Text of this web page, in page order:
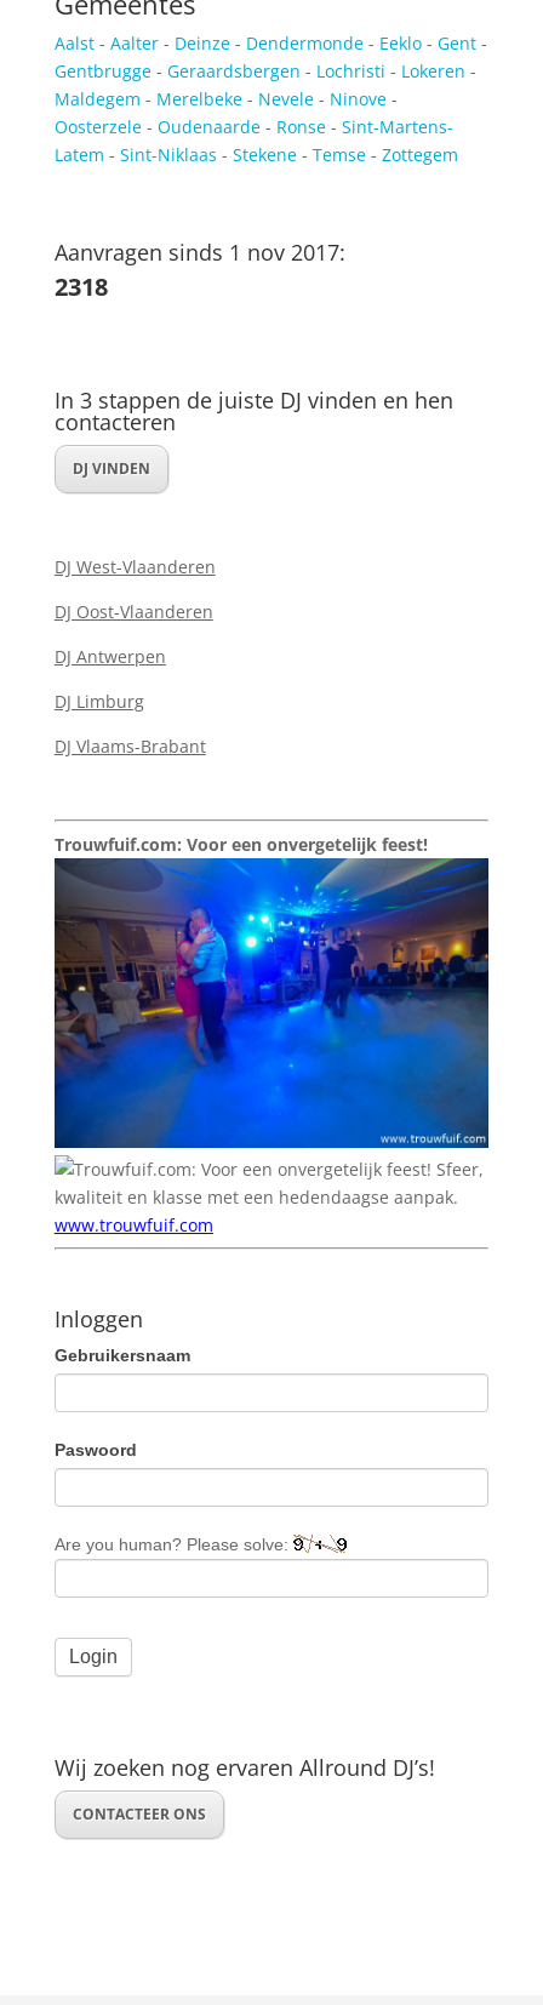
Aalst- Aalter- Deinze- Dendermonde- Eeklo- Gent-
Gentbrugge- Geraardsbergen - Lochristi - Lokeren -
Maldegem - Merelbeke - Nevele- Ninove-
Oosterzele- Oudenaarde- Ronse- Sint-Martens-
Latem - Sint-Niklaas - Stekene- Temse- Zottegem
Aanvragen sinds 1 nov 2017:
2318
In 3 stappen de juiste DJ vinden en hen
contacteren
DJ VINDEN
DJ West-Vlaanderen
DJ Oost-Vlaanderen
DJ Antwerpen
DJ Limburg
DJ Vlaams-Brabant
Trouwfuif.com: Voor een onvergetelijk feest!
Sfeer,
kwaliteit en klasse met een hedendaagse aanpak.
www.trouwfuif.com
Inloggen
Gebruikersnaam
Paswoord
Are you human? Please solve:
Wij zoeken nog ervaren Allround DJ’s!
CONTACTEER ONS